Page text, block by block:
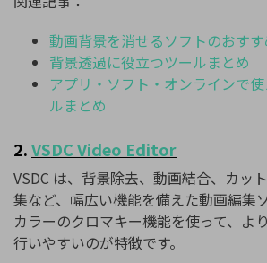
動画背景を消せるソフトのおす
背景透過に役立つツールまとめ
アプリ・ソフト・オンラインで
ルまとめ
2.VSDCVideo Editor
VSDC は、背景除去、動画結合、カッ
集など、幅広い機能を備えた動画編集
カラーのクロマキー機能を使って、よ
行いやすいのが特徴です。